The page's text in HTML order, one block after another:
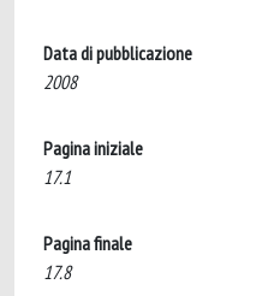
Data di pubblicazione
2008
Pagina iniziale
17.1
Pagina finale
17.8